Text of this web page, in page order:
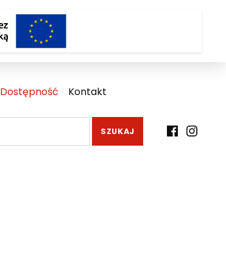
Dostępność Kontakt
Facebook